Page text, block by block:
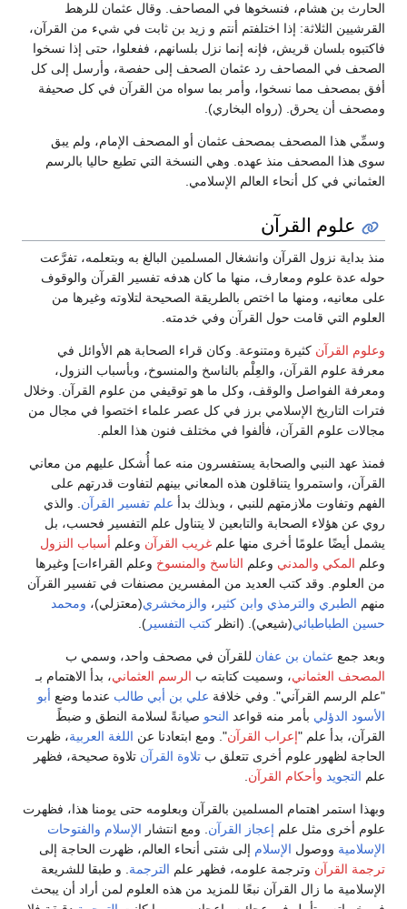
الحارث بن هشام، فنسخوها في المصاحف. وقال عثمان للرهط
القرشيين الثلاثة: إذا اختلفتم أنتم و زيد بن ثابت في شيء من القرآن،
فاكتبوه بلسان قريش، فإنه إنما نزل بلسانهم، ففعلوا، حتى إذا نسخوا
الصحف في المصاحف رد عثمان الصحف إلى حفصة، وأرسل إلى كل
أفق بمصحف مما نسخوا، وأمر بما سواه من القرآن في كل صحيفة
ومصحف أن يحرق. (رواه البخاري).
وسمِّي هذا المصحف بمصحف عثمان أو المصحف الإمام، ولم يبق
سوى هذا المصحف منذ عهده. وهي النسخة التي تطبع حاليا بالرسم
العثماني في كل أنحاء العالم الإسلامي.
علوم القرآن
منذ بداية نزول القرآن وانشغال المسلمين البالغ به وبتعلمه، تفرَّعت
حوله عدة علوم ومعارف، منها ما كان هدفه تفسير القرآن والوقوف
على معانيه، ومنها ما اختص بالطريقة الصحيحة لتلاوته وغيرها من
العلوم التي قامت حول القرآن وفي خدمته.
وعلوم القرآن كثيرة ومتنوعة. وكان قراء الصحابة هم الأوائل في
معرفة علوم القرآن، والعِلْم بالناسخ والمنسوخ، وبأسباب النزول،
ومعرفة الفواصل والوقف، وكل ما هو توقيفي من علوم القرآن. وخلال
فترات التاريخ الإسلامي برز في كل عصر علماء اختصوا في مجال من
مجالات علوم القرآن، فألفوا في مختلف فنون هذا العلم.
فمنذ عهد النبي والصحابة يستفسرون منه عما أُشكل عليهم من معاني
القرآن، واستمروا يتناقلون هذه المعاني بينهم لتفاوت قدرتهم على
الفهم وتفاوت ملازمتهم للنبي ، وبذلك بدأ علم تفسير القرآن. والذي
روي عن هؤلاء الصحابة والتابعين لا يتناول علم التفسير فحسب، بل
يشمل أيضًا علومًا أخرى منها علم غريب القرآن وعلم أسباب النزول
وعلم المكي والمدني وعلم الناسخ والمنسوخ وعلم القراءات] وغيرها
من العلوم. وقد كتب العديد من المفسرين مصنفات في تفسير القرآن
منهم الطبري والترمذي وابن كثير ، والزمخشري(معتزلي)، ومحمد
حسين الطباطبائي(شيعي). (انظر كتب التفسير ).
وبعد جمع عثمان بن عفان للقرآن في مصحف واحد، وسمي ب
المصحف العثماني، وسميت كتابته ب الرسم العثماني، بدأ الاهتمام بـ
"علم الرسم القرآني". وفي خلافة علي بن أبي طالب عندما وضع أبو
الأسود الدؤلي بأمر منه قواعد النحو صيانةً لسلامة النطق و ضبطً
القرآن، بدأ علم "إعراب القرآن". ومع ابتعادنا عن اللغة العربية، ظهرت
الحاجة لظهور علوم أخرى تتعلق ب تلاوة القرآن تلاوة صحيحة، فظهر
علم التجويد وأحكام القرآن.
وبهذا استمر اهتمام المسلمين بالقرآن وبعلومه حتى يومنا هذا، فظهرت
علوم أخرى مثل علم إعجاز القرآن. ومع انتشار الإسلام والفتوحات
الإسلامية ووصول الإسلام إلى شتى أنحاء العالم، ظهرت الحاجة إلى
ترجمة القرآن وترجمة علومه، فظهر علم الترجمة. و طبقا للشريعة
الإسلامية ما زال القرآن نبعًا للمزيد من هذه العلوم لمن أراد أن يبحث